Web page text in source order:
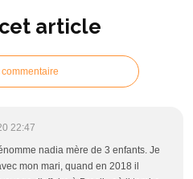
article
22:47
nadia mère de 3 enfants. Je
mon mari, quand en 2018 il